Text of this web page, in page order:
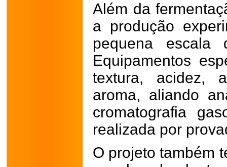
Além da
a produção
pequena escala
Equipamentos
textura, acidez,
aroma, aliando
cromatografia
realizada por
O projeto também